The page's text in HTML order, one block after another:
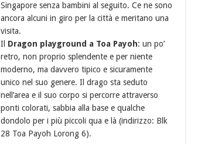
Singapore senza bambini al seguito. Ce ne sono
ancora alcuni in giro per la città e meritano una
visita.
Il Dragon playground a Toa Payoh: un po’
retro, non proprio splendente e per niente
moderno, ma davvero tipico e sicuramente
unico nel suo genere. Il drago sta seduto
nell’area e il suo corpo si percorre attraverso
ponti colorati, sabbia alla base e qualche
dondolo per i più piccoli qua e là (indirizzo: Blk
28 Toa Payoh Lorong 6).